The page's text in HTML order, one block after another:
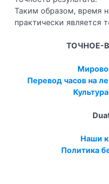
Таким образом, время
практически является
ТОЧНОЕ-
Перевод часов на
Наши
Политика